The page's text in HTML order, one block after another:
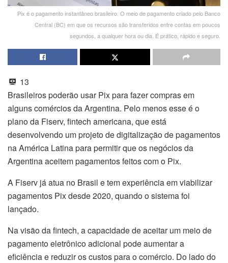
Pix é o pagamento instantâneo brasileiro. O meio de pagamento criado pelo Banco
Central (BC) em que os recursos são transferidos entre contas em poucos
segundos, a qualquer hora ou dia. É prático, rápido e seguro.
13
Brasileiros poderão usar Pix para fazer compras em
alguns comércios da Argentina. Pelo menos esse é o
plano da Fiserv, fintech americana, que está
desenvolvendo um projeto de digitalização de pagamentos
na América Latina para permitir que os negócios da
Argentina aceitem pagamentos feitos com o Pix.
A Fiserv já atua no Brasil e tem experiência em viabilizar
pagamentos Pix desde 2020, quando o sistema foi
lançado.
Na visão da fintech, a capacidade de aceitar um meio de
pagamento eletrônico adicional pode aumentar a
eficiência e reduzir os custos para o comércio. Do lado do